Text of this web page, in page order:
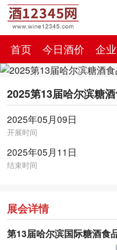
首页 今日酒价 企业
百科
2025第13届哈尔滨糖
2025年05月09日
开展时间
2025年05月11日
结束时间
展会详情
第13届哈尔滨国际糖酒食